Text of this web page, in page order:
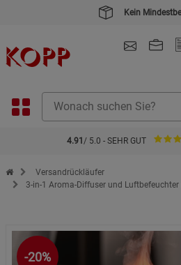
Kein
4.91 / 5.0 - SEHR GUT
Zur Startseite des Kopp Verlag Online-Shop
Versandrückläufer
3-in-1 Aroma-Diffuser und
-20%